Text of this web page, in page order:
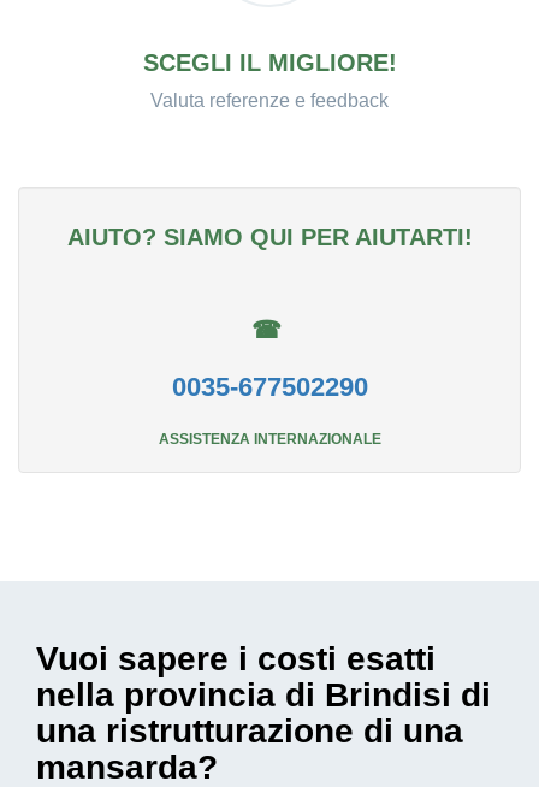
SCEGLI IL MIGLIORE!
Valuta referenze e feedback
AIUTO? SIAMO QUI PER AIUTARTI!
☎
0035-677502290
ASSISTENZA INTERNAZIONALE
Vuoi sapere i costi esatti
nella provincia di Brindisi di
una ristrutturazione di una
mansarda?